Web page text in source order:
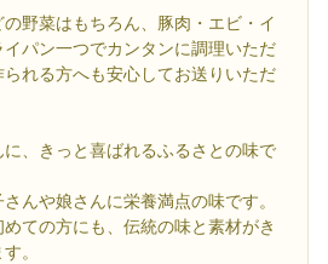
野菜はもちろん、豚肉・エビ・イ
パン一つでカンタンに調理いただ
れる方へも安心してお送りいただ
、きっと喜ばれるふるさとの味で
んや娘さんに栄養満点の味です。
ての方にも、伝統の味と素材がき
。